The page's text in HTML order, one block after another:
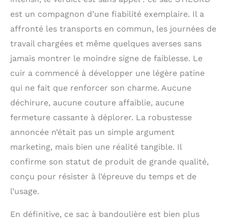
est un compagnon d’une fiabilité exemplaire. Il a
affronté les transports en commun, les journées de
travail chargées et même quelques averses sans
jamais montrer le moindre signe de faiblesse. Le
cuir a commencé à développer une légère patine
qui ne fait que renforcer son charme. Aucune
déchirure, aucune couture affaiblie, aucune
fermeture cassante à déplorer. La robustesse
annoncée n’était pas un simple argument
marketing, mais bien une réalité tangible. Il
confirme son statut de produit de grande qualité,
conçu pour résister à l’épreuve du temps et de
l’usage.
En définitive, ce sac à bandoulière est bien plus